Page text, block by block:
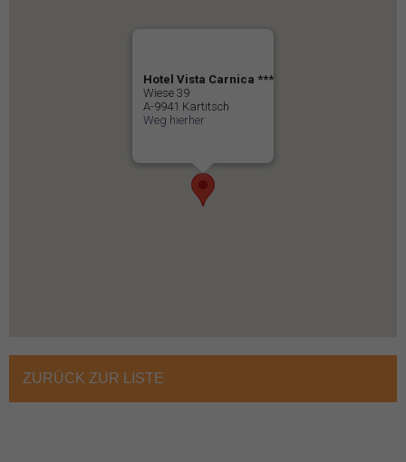
Hotel Vista Carnica ***
Wiese 39
A-9941 Kartitsch
Weg hierher
ZURÜCK ZUR LISTE